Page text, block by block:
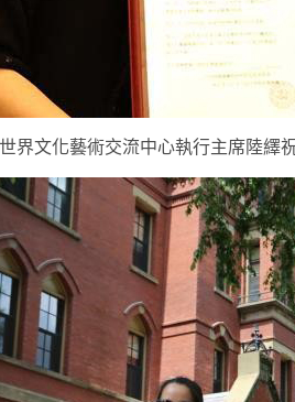
界文化藝術交流中心執行主席陸繹